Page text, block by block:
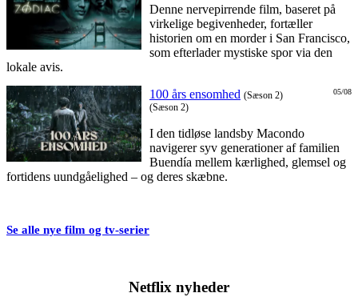
Denne nervepirrende film, baseret på
virkelige begivenheder, fortæller
historien om en morder i San Francisco,
som efterlader mystiske spor via den
lokale avis.
05/08
100 års ensomhed (Sæson 2)
(Sæson 2)
I den tidløse landsby Macondo
navigerer syv generationer af familien
Buendía mellem kærlighed, glemsel og
fortidens uundgåelighed – og deres skæbne.
Se alle nye film og tv-serier
Netflix nyheder